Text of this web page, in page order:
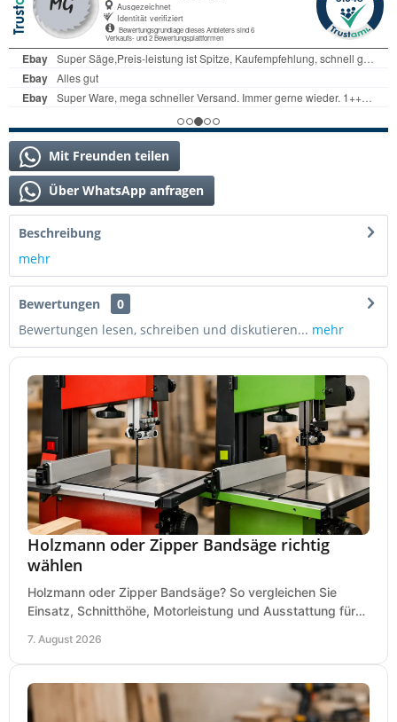
Mit Freunden teilen
Über WhatsApp anfragen
Beschreibung
mehr
Bewertungen
0
Bewertungen lesen, schreiben und diskutieren... mehr
Holzmann oder Zipper Bandsäge richtig
wählen
Holzmann oder Zipper Bandsäge? So vergleichen Sie
Einsatz, Schnitthöhe, Motorleistung und Ausstattung für
7. August 2026